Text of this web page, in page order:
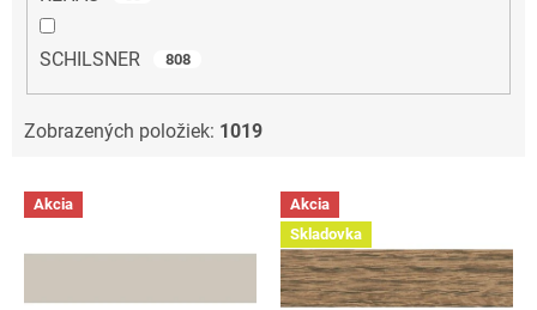
SCHILSNER 808
Zobrazených položiek: 1019
V
ý Akcia
Akcia
Skladovka